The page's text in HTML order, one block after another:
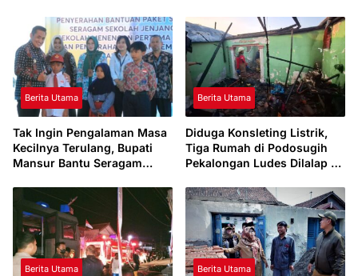
Berita Utama
Tak Ingin Pengalaman Masa
Kecilnya Terulang, Bupati
Mansur Bantu Seragam
Mampu
Berita Utama
Diduga Konsleting Listrik,
Tiga Rumah di Podosugih
Pekalongan Ludes Dilalap Si
Berita Utama Berita Utama